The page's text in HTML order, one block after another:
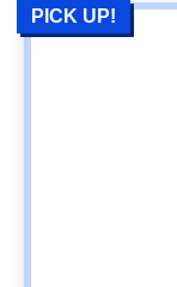
PICK UP!